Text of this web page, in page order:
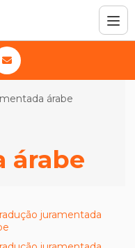
árabe
árabe